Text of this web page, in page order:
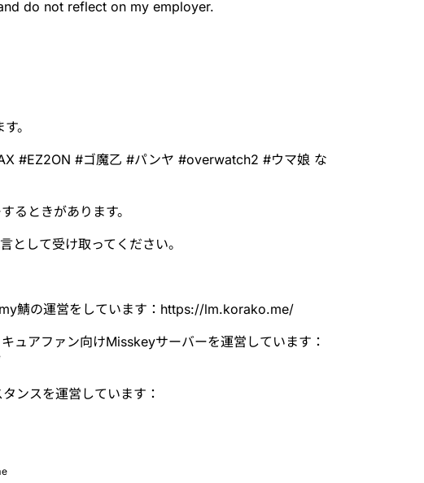
do not reflect on my employer.
。
#EZ2ON #ゴ魔乙 #パンヤ #overwatch2 #ウマ娘 な
るときがあります。
として受け取ってください。
鯖の運営をしています： https://lm.korako.me/
ュアファン向けMisskeyサーバーを運営しています：
ンスを運営しています：